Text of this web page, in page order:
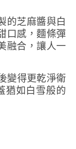
的芝麻醬與白
口感，麵條彈
融合，讓人一